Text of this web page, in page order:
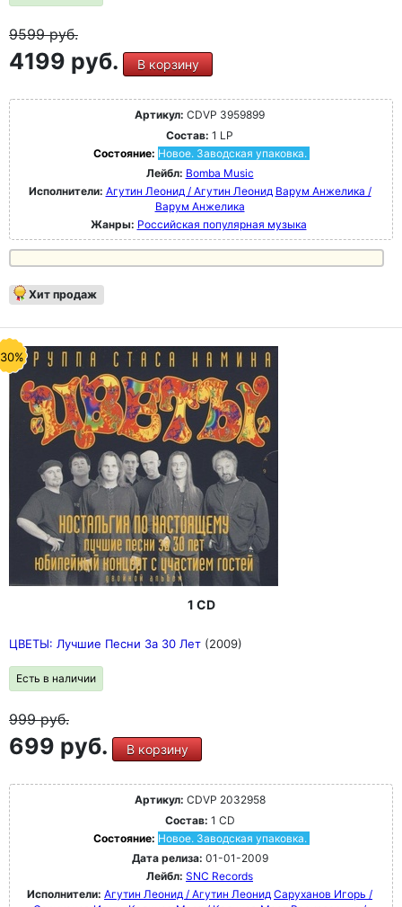
9599руб.
4199 руб. В корзину
Артикул: CDVP 3959899
Состав: 1 LP
Состояние: Новое. Заводская упаковка.
Лейбл: Bomba Music
Исполнители: Агутин Леонид / Агутин Леонид Варум Анжелика /
Варум Анжелика
Жанры: Российская популярная музыка
Хит продаж
1 CD
ЦВЕТЫ: Лучшие Песни За 30 Лет (2009)
Есть в наличии
999руб.
699 руб. В корзину
Артикул: CDVP 2032958
Состав: 1 CD
Состояние: Новое. Заводская упаковка.
Дата релиза: 01-01-2009
Лейбл: SNC Records
Исполнители: Агутин Леонид / Агутин Леонид Саруханов Игорь /